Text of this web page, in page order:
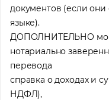
документов (если
языке).
ДОПОЛНИТЕЛЬНО
нотариально
перевода
справка о доходах и
НДФЛ),